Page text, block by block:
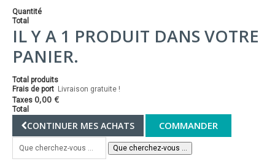
Quantité
Total
IL Y A 1 PRODUIT DANS VOTRE
PANIER.
Total produits
Frais de port Livraison gratuite !
Taxes 0,00 €
Total
CONTINUER MES ACHATS COMMANDER
Que cherchez-vous ...